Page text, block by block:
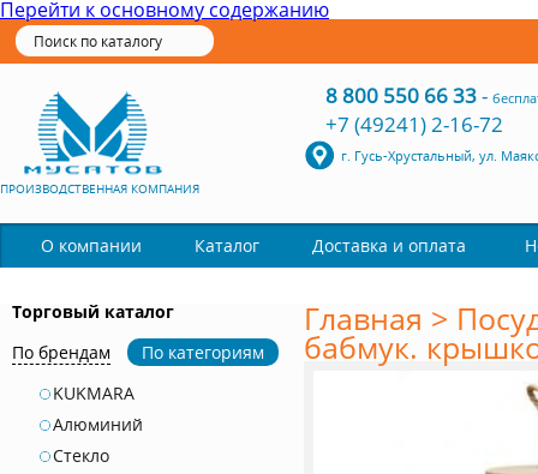
Перейти к основному содержанию
ПРОИЗВОДСТВЕННАЯ КОМПАНИЯ
8 800 550 66 33-
+7 (49241) 2-16-72
г. Гусь-Хрустальный, ул.
О компании Каталог Доставка и оплата
Торговый каталог
По брендам
По категориям
KUKMARA
Алюминий
Стекло
Главная >
бабмук.